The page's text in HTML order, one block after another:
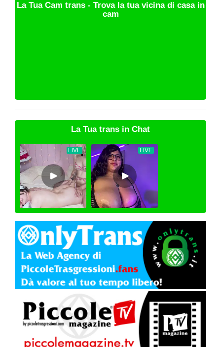
La Tua Cam trans - Trova la tua vicina di casa in
cam
La Tua trans in Chat